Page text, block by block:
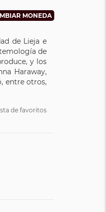
de Lieja e
de
y los
Haraway,
entre otros,
de favoritos